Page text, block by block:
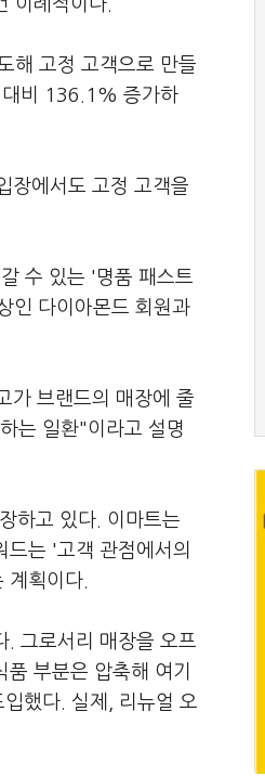
이례적이다.
해 고정 고객으로 만들
대비 136.1% 증가하
장에서도 고정 고객을
수 있는 '명품 패스트
인 다이아몬드 회원과
가 브랜드의 매장에 줄
는 일환"이라고 설명
하고 있다. 이마트는
는 '고객 관점에서의
획이다.
. 그로서리 매장을 오프
품 부분은 압축해 여기
했다. 실제, 리뉴얼 오